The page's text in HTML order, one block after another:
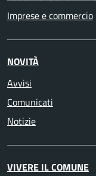
Imprese e commercio
NOVITÀ
Avvisi
Comunicati
Notizie
VIVERE IL COMUNE